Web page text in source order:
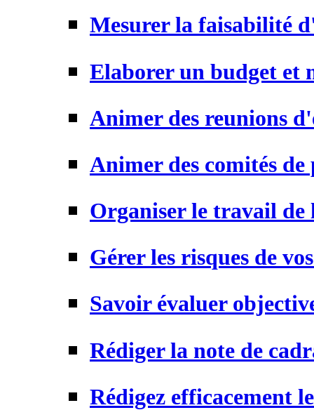
Mesurer la faisabilité
Elaborer un budget et
Animer des reunions
Animer des comités de
Organiser le travail
Gérer les risques de
Savoir évaluer
Rédiger la note de
Rédigez efficacement